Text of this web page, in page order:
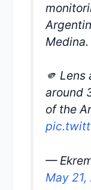
Medina.
🫵
around
of the
—
May